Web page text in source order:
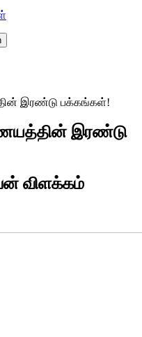
இரண்டு பக்கங்கள்!
இரண்டு
விளக்கம்